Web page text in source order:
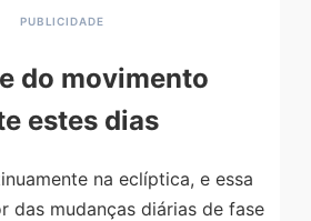
do movimento
estes dias
na eclíptica, e essa
das mudanças diárias de fase